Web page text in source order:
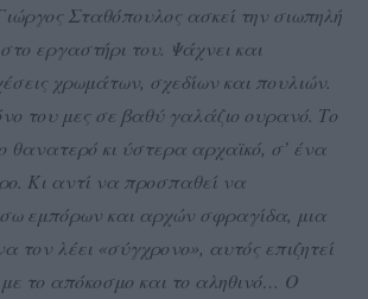
Σταθόπουλος ασκεί την σιωπηλή
εργαστήρι του. Ψάχνει και
χρωμάτων, σχεδίων και πουλιών.
του μες σε βαθύ γαλάζιο ουρανό. Το
θανατερό κι ύστερα αρχαϊκό, σ’ ένα
Κι αντί να προσπαθεί να
εμπόρων και αρχών σφραγίδα, μια
τον λέει «σύγχρονο», αυτός επιζητεί
το απόκοσμο και το αληθινό… Ο